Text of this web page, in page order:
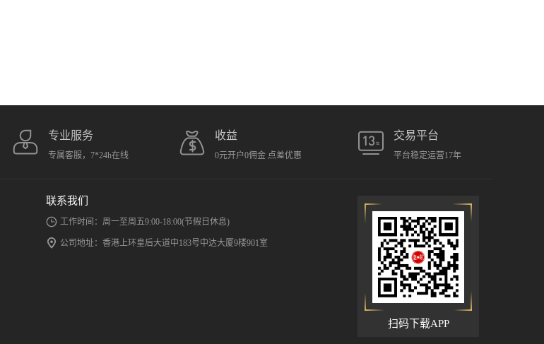
专业服务
专属客服，7*24h在线
收益
0元开户0佣金 点差优惠
交易平台
平台稳定运营17年
联系我们
工作时间：周一至周五9:00-18:00(节假日休息)
公司地址：香港上环皇后大道中183号中达大厦9楼901室
扫码下载APP